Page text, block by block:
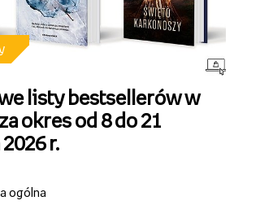
listy bestsellerów w
okres od 8 do 21
r.
ogólna